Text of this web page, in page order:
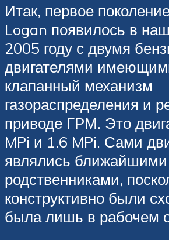
Итак, первое
Logan появилось в
2005 году с двумя
двигателями
клапанный механизм
газораспределения и
приводе ГРМ. Это
MPi и 1.6 MPi. Сами
являлись ближайшими
родственниками,
конструктивно были
была лишь в рабочем